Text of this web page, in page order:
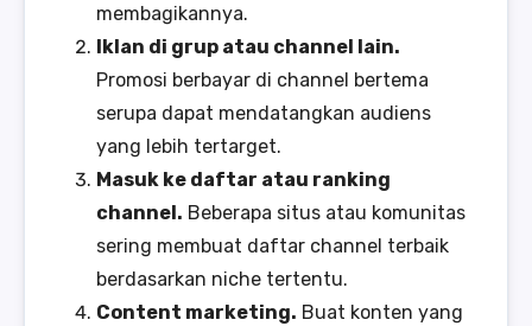
membagikannya.
Iklan di grup atau channel lain.
Promosi berbayar di channel bertema
serupa dapat mendatangkan audiens
yang lebih tertarget.
Masuk ke daftar atau ranking
channel. Beberapa situs atau komunitas
sering membuat daftar channel terbaik
berdasarkan niche tertentu.
Content marketing. Buat konten yang